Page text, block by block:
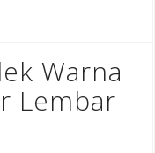
Warna
Lembar